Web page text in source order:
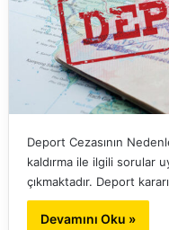
Deport Cezasının
kaldırma ile ilgili sorular
çıkmaktadır. Deport
Devamını Oku »